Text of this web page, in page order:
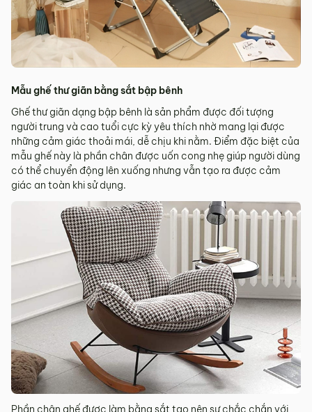
Mẫu ghế thư giãn bằng sắt bập bênh
Ghế thư giãn dạng bập bênh là sản phẩm được đối tượng
người trung và cao tuổi cực kỳ yêu thích nhờ mang lại được
những cảm giác thoải mái, dễ chịu khi nằm. Điểm đặc biệt của
mẫu ghế này là phần chân được uốn cong nhẹ giúp người dùng
có thể chuyển động lên xuống nhưng vẫn tạo ra được cảm
giác an toàn khi sử dụng.
Phần chân ghế được làm bằng sắt tạo nên sự chắc chắn với